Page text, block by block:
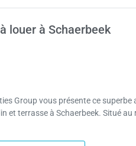
louer à Schaerbeek
Group vous présente ce superbe
et terrasse à Schaerbeek. Situé au